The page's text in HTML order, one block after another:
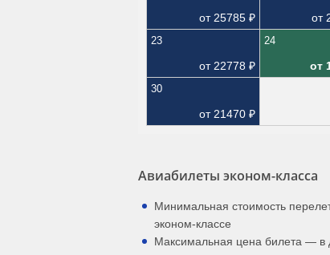
от 25785 ₽ от
23
от 22778 ₽
24
от
30
от 21470 ₽
Авиабилеты эконом-класса
Минимальная стоимость
эконом-классе
Максимальная цена билета — в